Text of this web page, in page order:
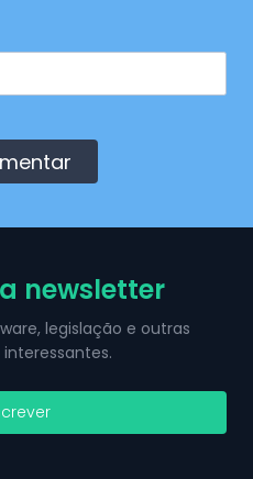
newsletter
legislação e outras